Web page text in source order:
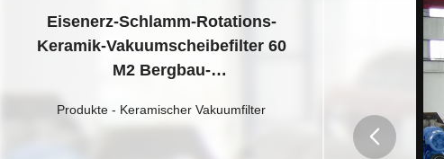
Eisenerz-Schlamm-Rotations-
Keramik-Vakuumscheibefilter 60
M2 Bergbau-
Produkte - Keramischer Vakuumfilter